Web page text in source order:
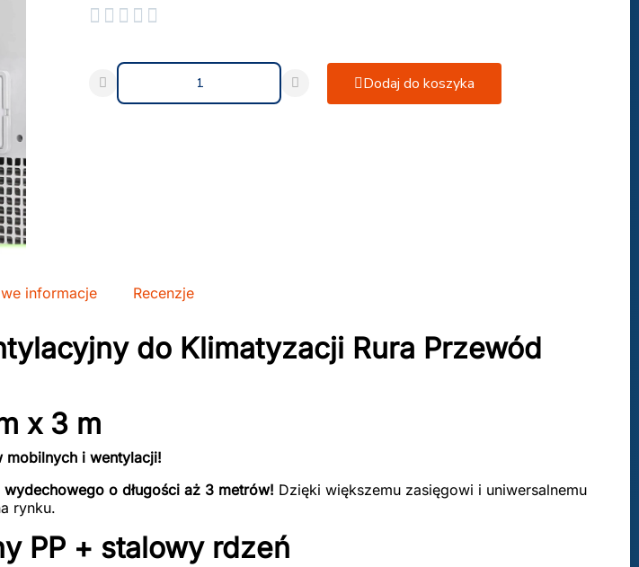
    
Dodaj do koszyka
informacje Recenzje
do Klimatyzacji Rura Przewód
x 3 m
mobilnych i wentylacji!
wydechowego o długości aż 3 metrów! Dzięki większemu zasięgowi i uniwersalnemu
rynku.
PP + stalowy rdzeń